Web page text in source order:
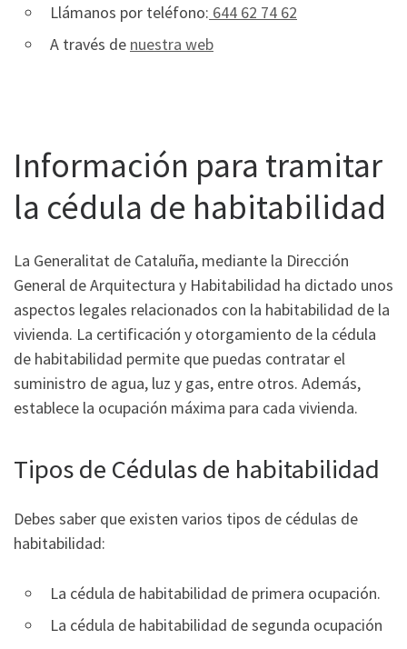
Llámanos por teléfono: 644 62 74 62
A través de nuestra web
Información para tramitar
la cédula de habitabilidad
La Generalitat de Cataluña, mediante la Dirección
General de Arquitectura y Habitabilidad ha dictado unos
aspectos legales relacionados con la habitabilidad de la
vivienda. La certificación y otorgamiento de la cédula
de habitabilidad permite que puedas contratar el
suministro de agua, luz y gas, entre otros. Además,
establece la ocupación máxima para cada vivienda.
Tipos de Cédulas de habitabilidad
Debes saber que existen varios tipos de cédulas de
habitabilidad:
La cédula de habitabilidad de primera ocupación.
La cédula de habitabilidad de segunda ocupación